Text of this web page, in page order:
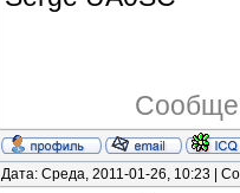
Дата: Среда, 2011-01-26, 10:23 |